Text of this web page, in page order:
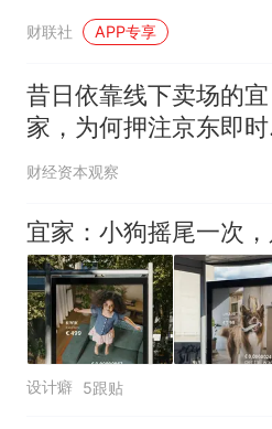
案
财联社 APP专享
昔日依靠线下卖场的宜
家，为何押注京东即时
售？
财经资本观察
宜家：小狗摇尾一次
设计癖 5跟贴